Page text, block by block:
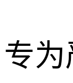
专